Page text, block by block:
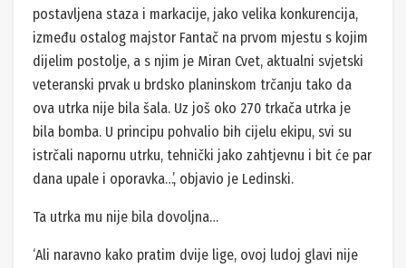
postavljena staza i markacije, jako velika konkurencija,
između ostalog majstor Fantač na prvom mjestu s kojim
dijelim postolje, a s njim je Miran Cvet, aktualni svjetski
veteranski prvak u brdsko planinskom trčanju tako da
ova utrka nije bila šala. Uz još oko 270 trkača utrka je
bila bomba. U principu pohvalio bih cijelu ekipu, svi su
istrčali napornu utrku, tehnički jako zahtjevnu i bit će par
dana upale i oporavka…’, objavio je Ledinski.
Ta utrka mu nije bila dovoljna…
‘Ali naravno kako pratim dvije lige, ovoj ludoj glavi nije